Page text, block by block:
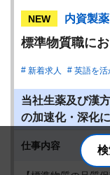
NEW 内資製
標準物質職に
新着求人 英語を活
当社生薬及び漢
の加速化・深化
仕事内容